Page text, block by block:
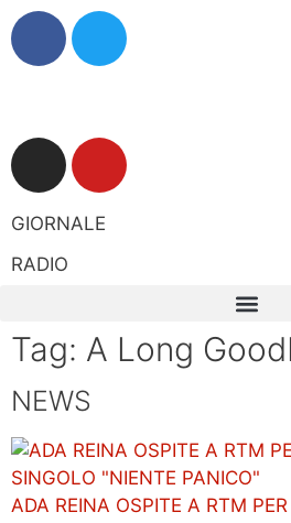
GIORNALE
RADIO
Tag: A Long
NEWS
ADA REINA OSPITE A RTM